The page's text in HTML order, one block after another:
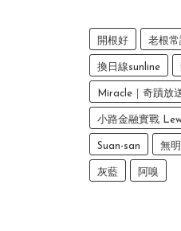
開根好 老根常
換日線sunline
Miracle｜奇蹟放
小路金融實戰
Suan-san 無明
灰藍 阿嗅